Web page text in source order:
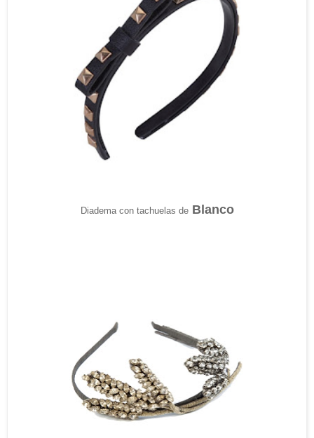
Diadema con tachuelas deBlanco